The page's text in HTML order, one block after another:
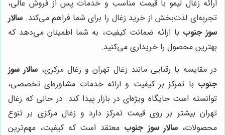
ارائه زغال لیمو با قیمت مناسب و خدمات پس از فروش عالی،
تجربه‌ای لذت‌بخش از خرید زغال را برای شما فراهم می‌کند. سالار
سوز جنوب با ارائه ضمانت کیفیت، به شما اطمینان می‌دهد که
بهترین محصول را خریداری می‌کنید.
در مقایسه با رقبایی مانند زغال تهران و زغال مرکزی، سالار سوز
جنوب با تمرکز بر کیفیت و ارائه خدمات مشاوره‌ای تخصصی،
توانسته است جایگاه ویژه‌ای در بازار پیدا کند. در حالی که زغال
تهران بیشتر بر روی قیمت تمرکز دارد و زغال مرکزی بر تنوع
محصولات، سالار سوز جنوب معتقد است که کیفیت، مهم‌ترین